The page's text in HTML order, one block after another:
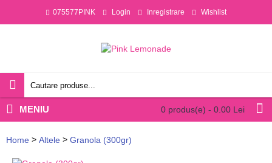
075577PINK Login Inregistrare Wishlist
0 produs(e) - 0.00 Lei
MENIU
Home > Altele > Granola (300gr)